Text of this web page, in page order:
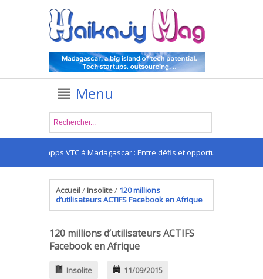
Menu
Les apps VTC à Madagascar : Entre défis et opportunités
Accueil/ Insolite/ 120 millions
d’utilisateurs ACTIFS Facebook en Afrique
120 millions d’utilisateurs ACTIFS
Facebook en Afrique
Insolite
11/09/2015